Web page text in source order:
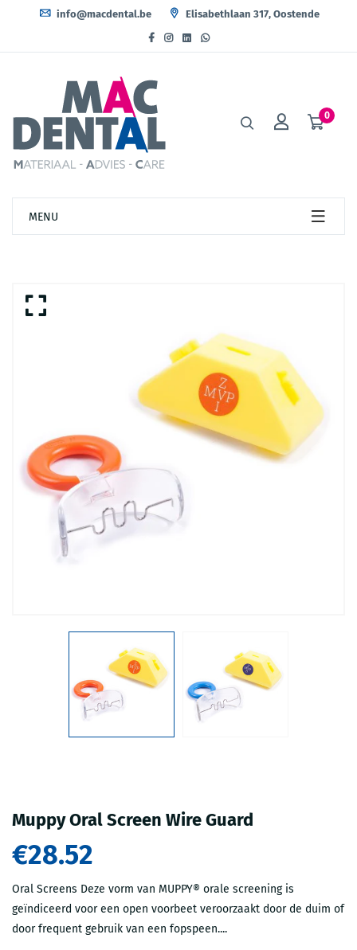
info@macdental.be Elisabethlaan 317, Oostende
0
MENU
Muppy Oral Screen Wire Guard
€28.52
Oral Screens Deze vorm van MUPPY® orale screening is
geïndiceerd voor een open voorbeet veroorzaakt door de duim of
door frequent gebruik van een fopspeen....